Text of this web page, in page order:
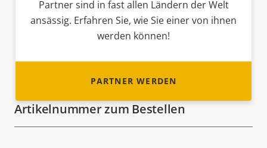
Partner sind in fast allen Ländern der Welt
ansässig. Erfahren Sie, wie Sie einer von ihnen
werden können!
PARTNER WERDEN
Artikelnummer zum Bestellen